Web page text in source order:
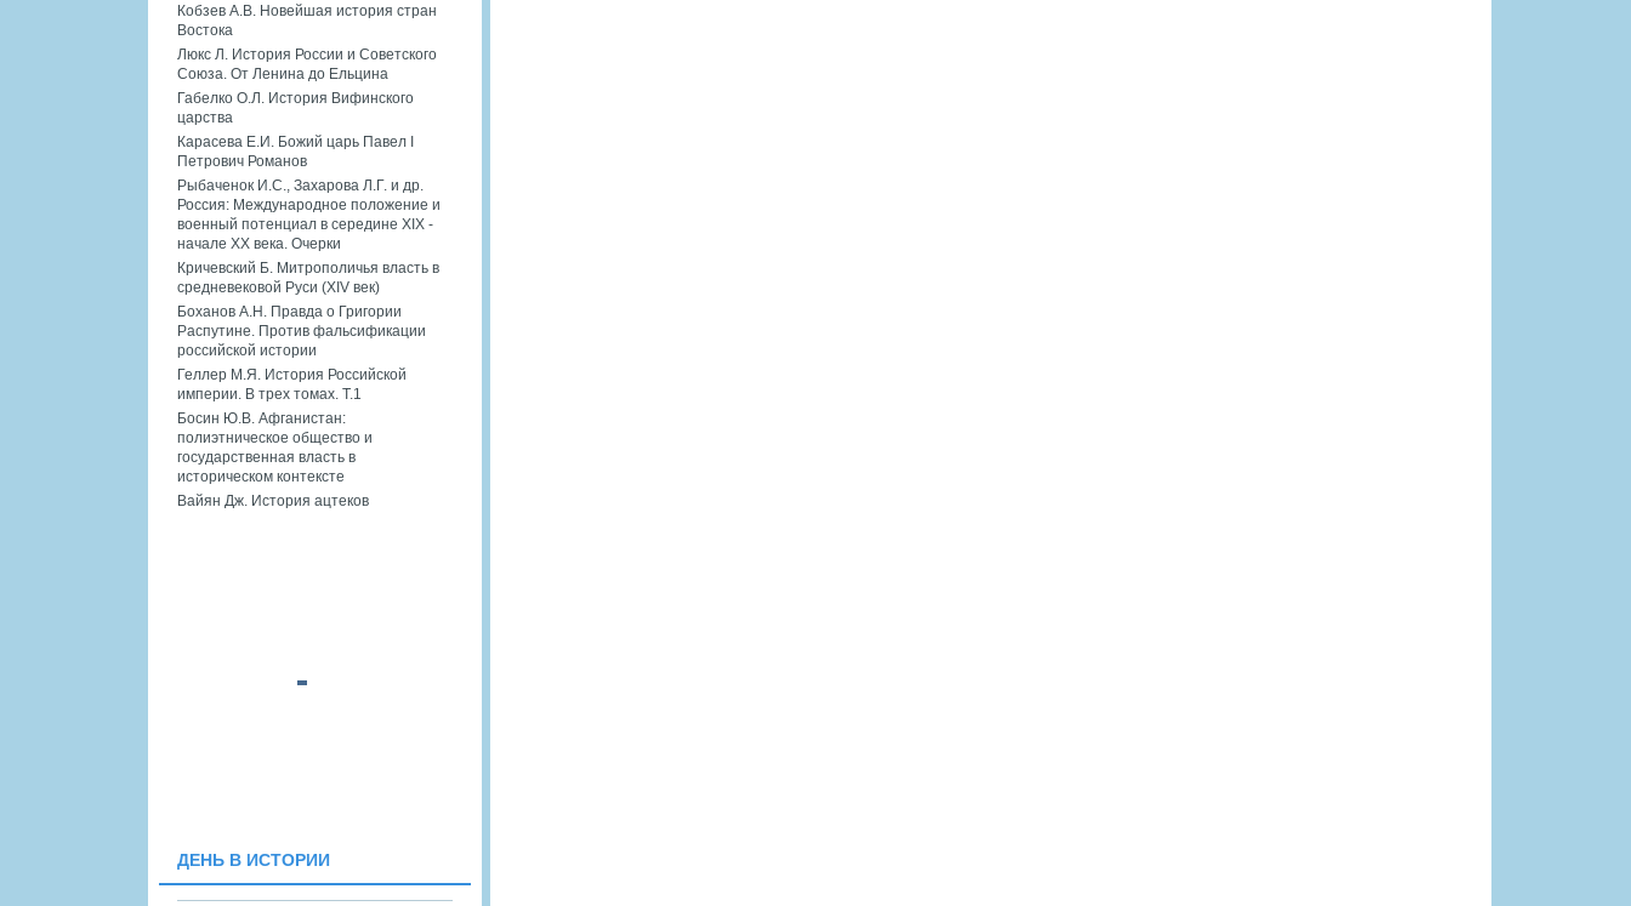
Кобзев А.В. Новейшая история стран
Востока
Люкс Л. История России и Советского
Союза. От Ленина до Ельцина
Габелко О.Л. История Вифинского
царства
Карасева Е.И. Божий царь Павел I
Петрович Романов
Рыбаченок И.С., Захарова Л.Г. и др.
Россия: Международное положение и
военный потенциал в середине XIX -
начале XX века. Очерки
Кричевский Б. Митрополичья власть в
средневековой Руси (XIV век)
Боханов А.Н. Правда о Григории
Распутине. Против фальсификации
российской истории
Геллер М.Я. История Российской
империи. В трех томах. Т.1
Босин Ю.В. Афганистан:
полиэтническое общество и
государственная власть в
историческом контексте
Вайян Дж. История ацтеков
ДЕНЬ В ИСТОРИИ